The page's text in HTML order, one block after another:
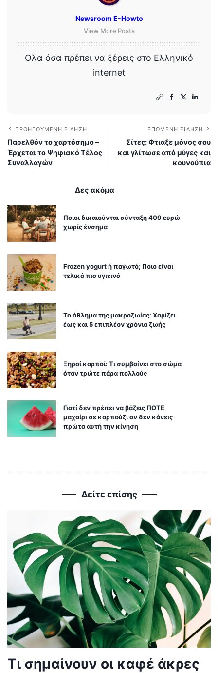
Newsroom E-Howto
View More Posts
Ολα όσα πρέπει να ξέρεις στο Ελληνικό
internet
ΠΡΟΗΓΟΎΜΕΝΗ ΕΊΔΗΣΗ
Παρελθόν το χαρτόσημο –
Έρχεται το Ψηφιακό Τέλος
Συναλλαγών
ΕΠΌΜΕΝΗ ΕΊΔΗΣΗ
Σίτες: Φτιάξε μόνος σου
και γλίτωσε από μύγες και
κουνούπια
Δες ακόμα
Ποιοι δικαιούνται σύνταξη 409 ευρώ
χωρίς ένσημα
Frozen yogurt ή παγωτό; Ποιο είναι
τελικά πιο υγιεινό
Το άθλημα της μακροζωίας: Χαρίζει
έως και 5 επιπλέον χρόνια ζωής
Ξηροί καρποί: Τι συμβαίνει στο σώμα
όταν τρώτε πάρα πολλούς
Γιατί δεν πρέπει να βάζεις ΠΟΤΕ
μαχαίρι σε καρπούζι αν δεν κάνεις
πρώτα αυτή την κίνηση
Δείτε επίσης
Τι σημαίνουν οι καφέ άκρες